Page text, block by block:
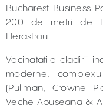
Bucharest Business
200 de metri de
Herastrau.
Vecinatatile cladirii
moderne,
(Pullman, Crowne
Veche Apuseana &